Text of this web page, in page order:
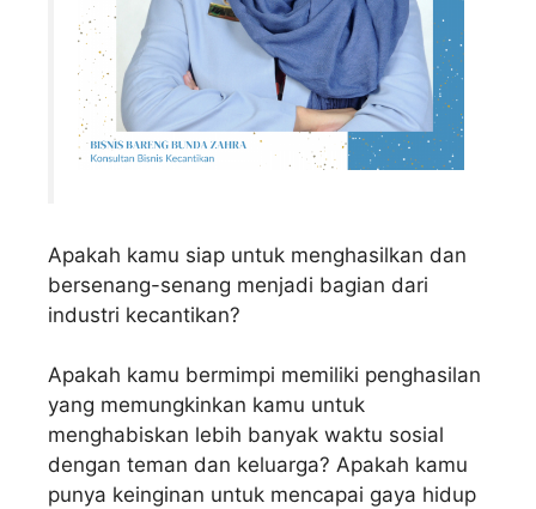
Apakah kamu siap untuk menghasilkan dan
bersenang-senang menjadi bagian dari
industri kecantikan?
Apakah kamu bermimpi memiliki penghasilan
yang memungkinkan kamu untuk
menghabiskan lebih banyak waktu sosial
dengan teman dan keluarga? Apakah kamu
punya keinginan untuk mencapai gaya hidup